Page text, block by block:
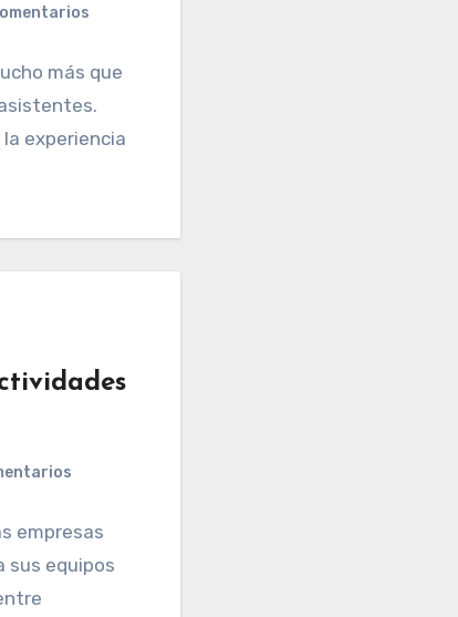
más que
experiencia
empresas
sus equipos